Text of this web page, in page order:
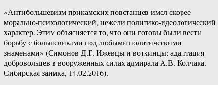
«Антибольшевизм прикамских повстанцев имел скорее
морально-психологический, нежели политико-идеологический
характер. Этим объясняется то, что они готовы были вести
борьбу с большевиками под любыми политическими
знаменами» (Симонов Д.Г. Ижевцы и воткинцы: адаптация
добровольцев в вооруженных силах адмирала А.В. Колчака.
Сибирская заимка, 14.02.2016).